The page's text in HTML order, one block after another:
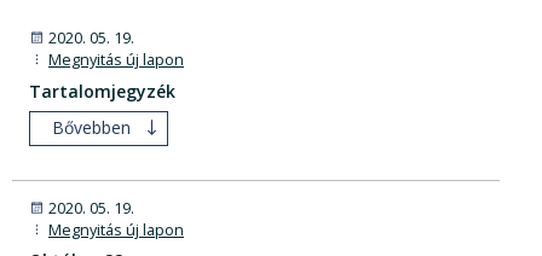
2020. 05. 19.
Megnyitás új lapon
Tartalomjegyzék
Bővebben
2020. 05. 19.
Megnyitás új lapon